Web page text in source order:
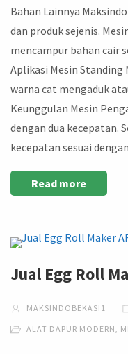
Bahan Lainnya
dan produk sejenis.
mencampur bahan cair
Aplikasi Mesin
warna cat mengaduk
Keunggulan Mesin
dengan dua kecepatan.
kecepatan sesuai
Read more
Jual Egg Roll
MAKSINDOBEKASI1
ALAT DAPUR MODERN